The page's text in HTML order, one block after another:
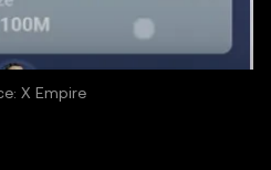
X Empire